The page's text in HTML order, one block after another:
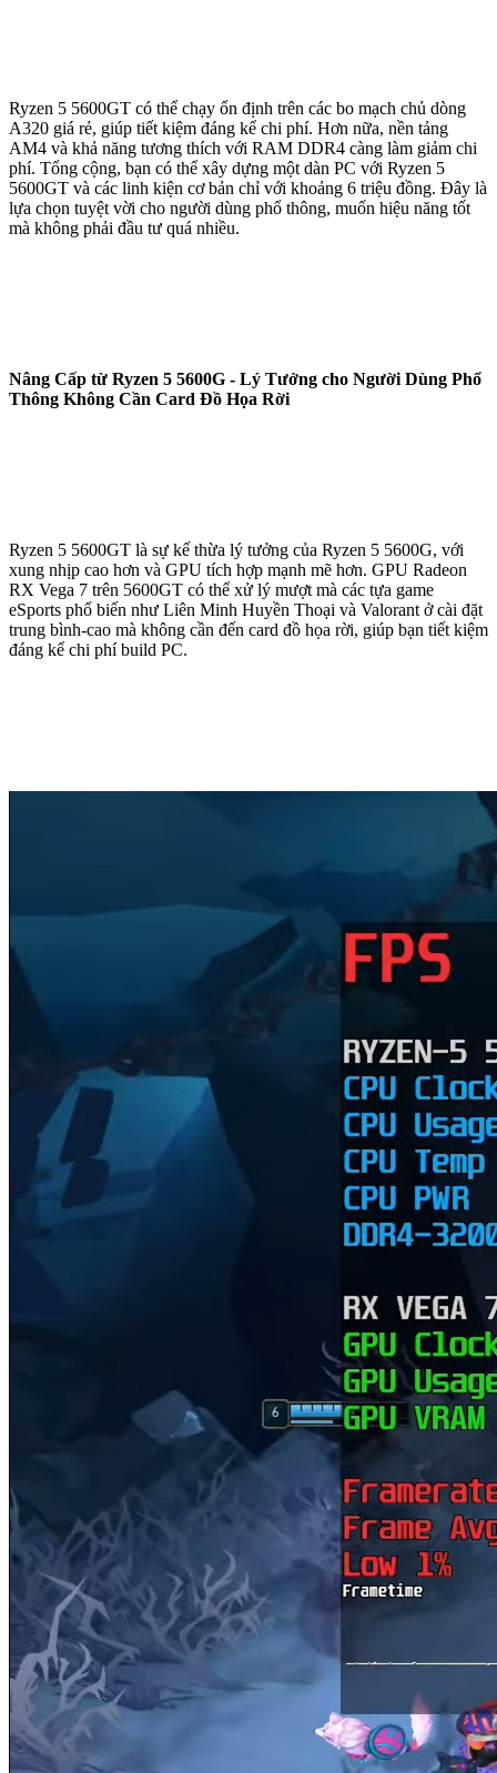
Ryzen 5 5600GT có thể chạy ổn định trên các bo mạch chủ dòng
A320 giá rẻ, giúp tiết kiệm đáng kể chi phí. Hơn nữa, nền tảng
AM4 và khả năng tương thích với RAM DDR4 càng làm giảm chi
phí. Tổng cộng, bạn có thể xây dựng một dàn PC với Ryzen 5
5600GT và các linh kiện cơ bản chỉ với khoảng 6 triệu đồng. Đây là
lựa chọn tuyệt vời cho người dùng phổ thông, muốn hiệu năng tốt
mà không phải đầu tư quá nhiều.
Nâng Cấp từ Ryzen 5 5600G - Lý Tưởng cho Người Dùng Phổ
Thông Không Cần Card Đồ Họa Rời
Ryzen 5 5600GT là sự kế thừa lý tưởng của Ryzen 5 5600G, với
xung nhịp cao hơn và GPU tích hợp mạnh mẽ hơn. GPU Radeon
RX Vega 7 trên 5600GT có thể xử lý mượt mà các tựa game
eSports phổ biến như Liên Minh Huyền Thoại và Valorant ở cài đặt
trung bình-cao mà không cần đến card đồ họa rời, giúp bạn tiết kiệm
đáng kể chi phí build PC.